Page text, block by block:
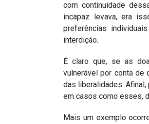
com continuidade
incapaz levava, era
preferências
interdição.
É claro que, se as
vulnerável por conta de
das liberalidades.
em casos como esses,
Mais um exemplo